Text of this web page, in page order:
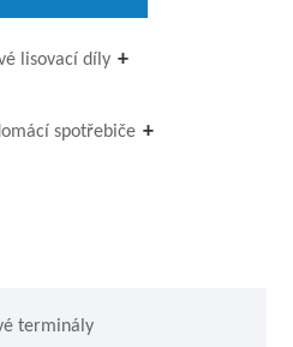
lisovací díly
spotřebiče
terminály